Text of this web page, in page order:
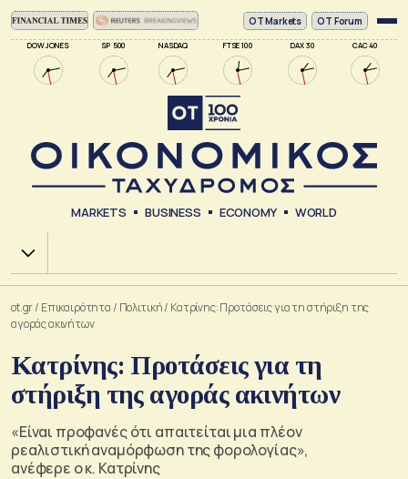
DOW JONES SP 500 NASDAQ FTSE 100 DAX 30 CAC 40
ΟΤ Markets OT Forum
MARKETS BUSINESS ECONOMY WORLD
Χ.Α.
ot.gr/ Επικαιρότητα / Πολιτική/ Κατρίνης: Προτάσεις για τη στήριξη της
αγοράς ακινήτων
Κατρίνης: Προτάσεις για τη
στήριξη της αγοράς ακινήτων
«Είναι προφανές ότι απαιτείται μια πλέον
ρεαλιστική αναμόρφωση της φορολογίας»,
ανέφερε ο κ. Κατρίνης